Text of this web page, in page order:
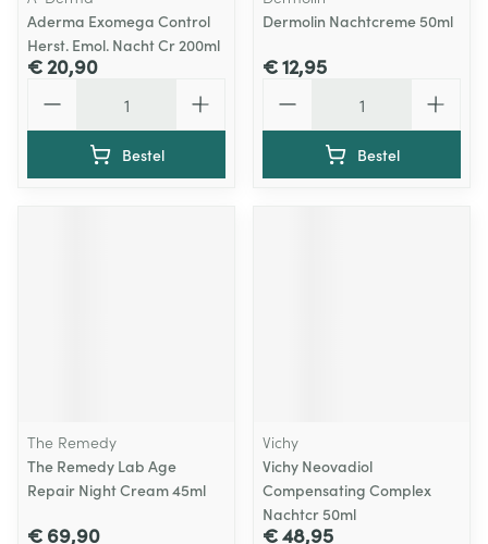
Aderma Exomega Control
Herst. Emol. Nacht Cr 200ml
€ 20,90
Bestel
Dermolin Nachtcreme 50ml
€ 12,95
Bestel
The Remedy
The Remedy Lab Age
Repair Night Cream 45ml
€ 69,90
Vichy
Vichy Neovadiol
Compensating Complex
Nachtcr 50ml
€ 48,95